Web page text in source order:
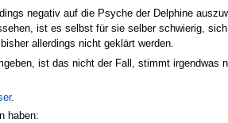
negativ auf die Psyche der Delphine
ist es selbst für sie selber schwierig,
allerdings nicht geklärt werden.
ist das nicht der Fall, stimmt irgendwas
.
haben: